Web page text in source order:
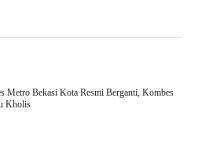
Metro Bekasi Kota Resmi Berganti, Kombes
Kholis